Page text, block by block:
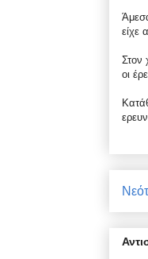
είχε
Στον
οι